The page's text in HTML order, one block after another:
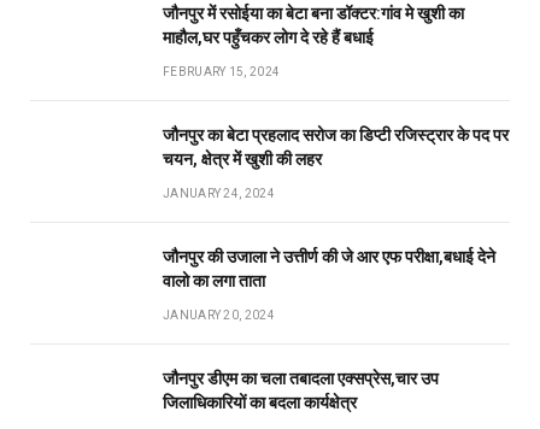
जौनपुर में रसोईया का बेटा बना डॉक्टर:गांव मे खुशी का
माहौल,घर पहुँचकर लोग दे रहे हैं बधाई
FEBRUARY 15, 2024
जौनपुर का बेटा प्रहलाद सरोज का डिप्टी रजिस्ट्रार के पद पर
चयन, क्षेत्र में खुशी की लहर
JANUARY 24, 2024
जौनपुर की उजाला ने उत्तीर्ण की जे आर एफ परीक्षा,बधाई देने
वालो का लगा ताता
JANUARY 20, 2024
जौनपुर डीएम का चला तबादला एक्सप्रेस,चार उप
जिलाधिकारियों का बदला कार्यक्षेत्र